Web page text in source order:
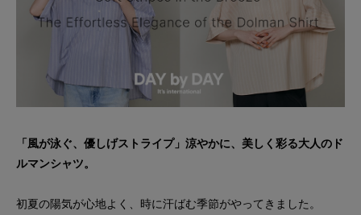
「風が泳ぐ、優しげストライプ」涼やかに、美しく彩る大人のド
ルマンシャツ。
初夏の陽気が心地よく、時に汗ばむ季節がやってきました。